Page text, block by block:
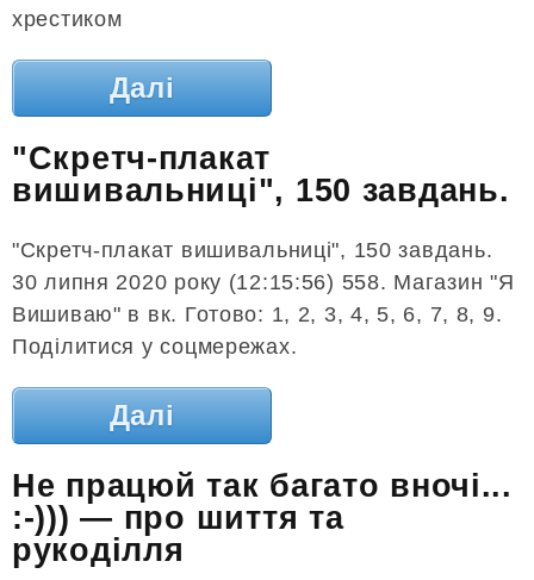
хрестиком
Далі
"Скретч-плакат
вишивальниці", 150 завдань.
"Скретч-плакат вишивальниці", 150 завдань.
30 липня 2020 року (12:15:56) 558. Магазин "Я
Вишиваю" в вк. Готово: 1, 2, 3, 4, 5, 6, 7, 8, 9.
Поділитися у соцмережах.
Далі
Не працюй так багато вночі...
:-))) — про шиття та
рукоділля